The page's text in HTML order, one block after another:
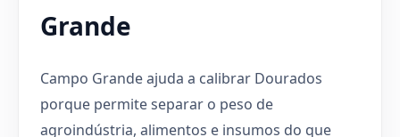
Grande
Campo Grande ajuda a calibrar Dourados
porque permite separar o peso de
agroindústria, alimentos e insumos do que